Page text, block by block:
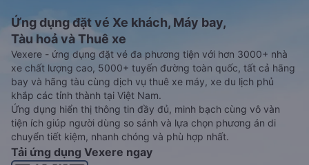
Ứng dụng đặt vé Xe khách, Máy bay,
Tàu hoả và Thuê xe
Vexere - ứng dụng đặt vé đa phương tiện với hơn 3000+ nhà
xe chất lượng cao, 5000+ tuyến đường toàn quốc, tất cả hãng
bay và hãng tàu cùng dịch vụ thuê xe máy, xe du lịch phủ
khắp các tỉnh thành tại Việt Nam.
Ứng dụng hiển thị thông tin đầy đủ, minh bạch cùng vô vàn
tiện ích giúp người dùng so sánh và lựa chọn phương án di
chuyển tiết kiệm, nhanh chóng và phù hợp nhất.
Tải ứng dụng Vexere ngay